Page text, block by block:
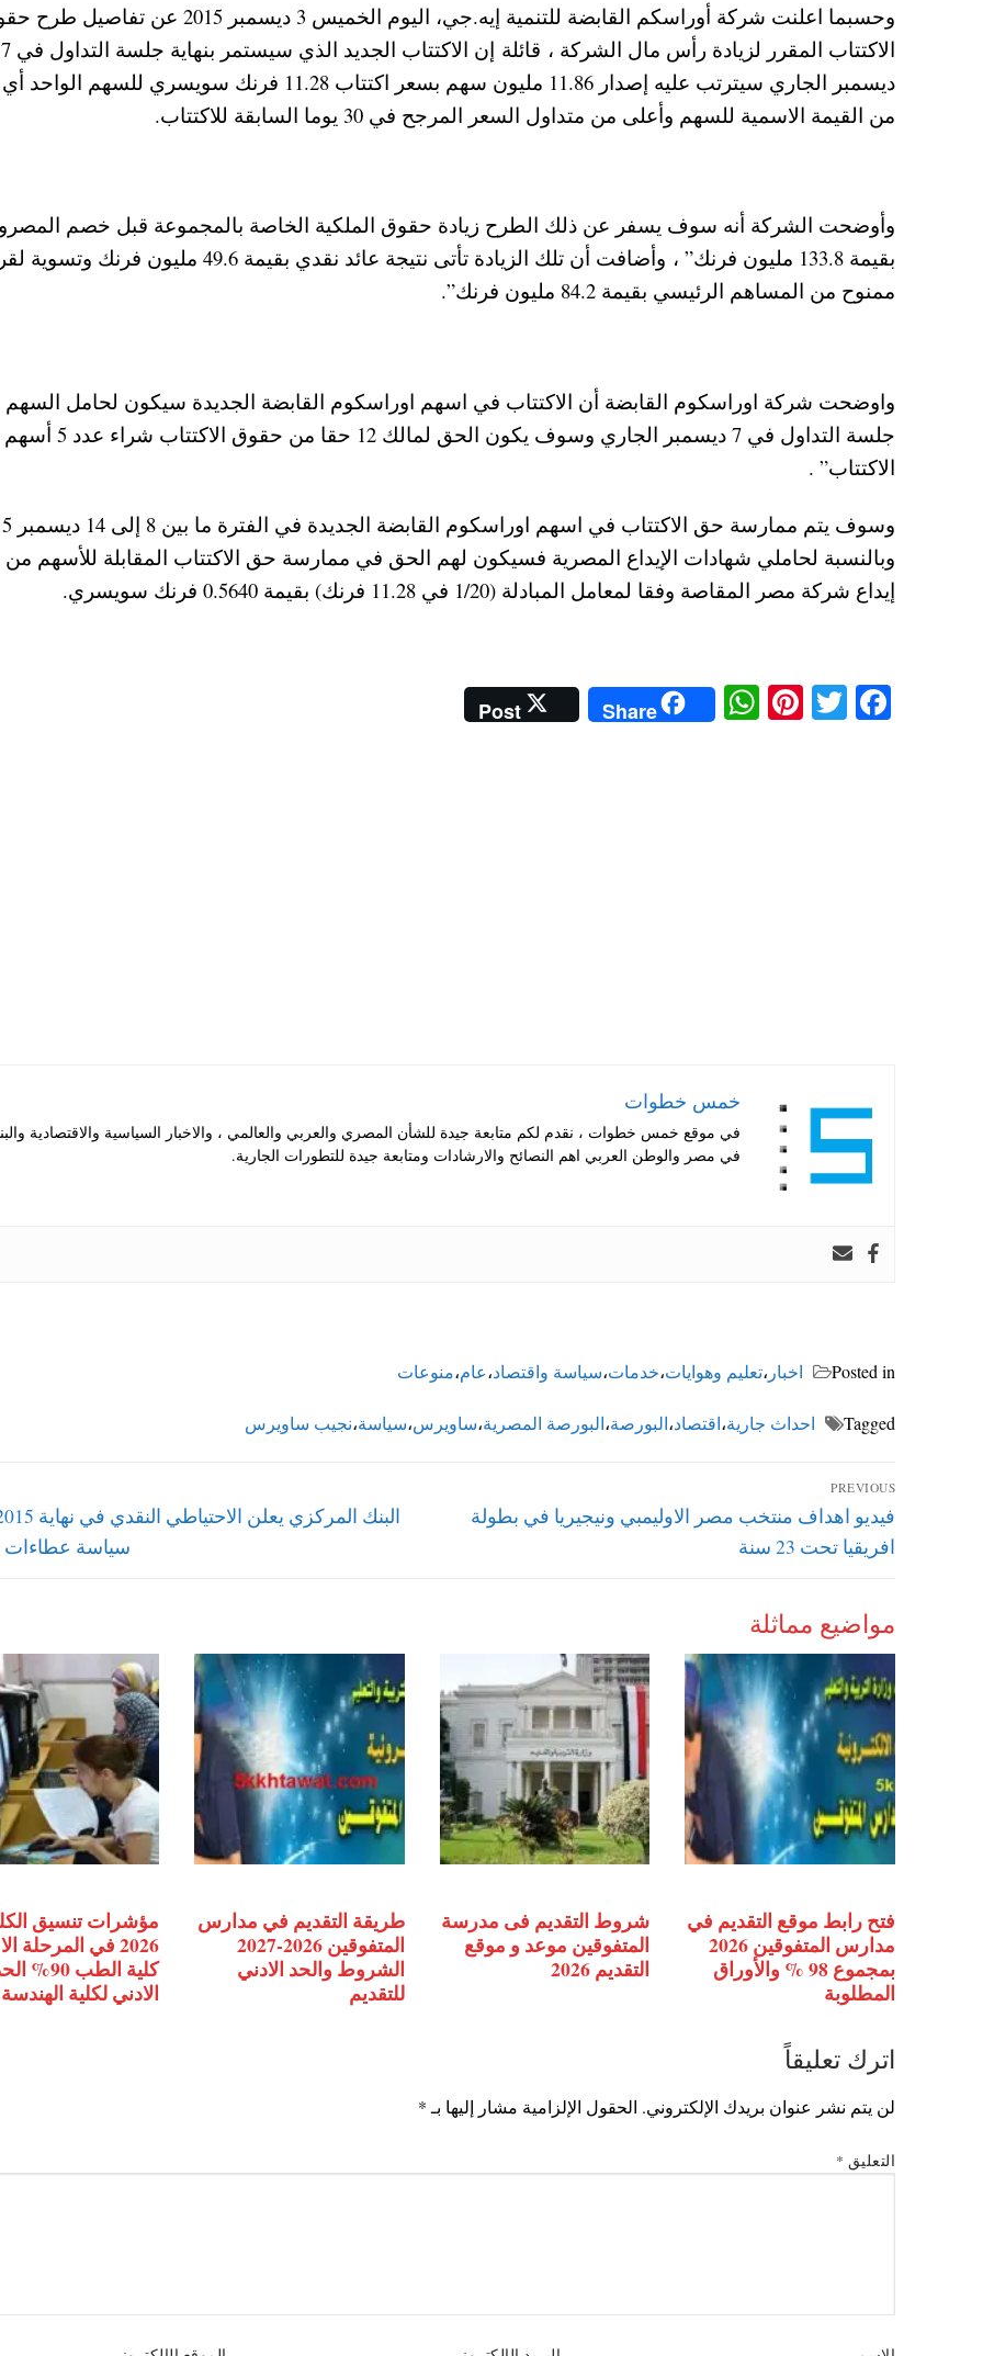
وحسبما اعلنت شركة أوراسكم القابضة للتنمية إيه.جي، اليوم الخميس 3 ديسمبر 2015 عن
الاكتتاب المقرر لزيادة رأس مال الشركة ، قائلة إن الاكتتاب الجديد الذي سيستمر بنهاية جلسة التداول في 7
ديسمبر الجاري سيترتب عليه إصدار 11.86 مليون سهم بسعر اكتتاب 11.28 فرنك سويسري للسهم
من القيمة الاسمية للسهم وأعلى من متداول السعر المرجح في 30 يوما السابقة للاكتتاب.
وأوضحت الشركة أنه سوف يسفر عن ذلك الطرح زيادة حقوق الملكية الخاصة بالمجموعة قبل خصم
بقيمة 133.8 مليون فرنك” ، وأضافت أن تلك الزيادة تأتى نتيجة عائد نقدي بقيمة 49.6 مليون
ممنوح من المساهم الرئيسي بقيمة 84.2 مليون فرنك”.
واوضحت شركة اوراسكوم القابضة أن الاكتتاب في اسهم اوراسكوم القابضة الجديدة سيكون لحامل السهم
جلسة التداول في 7 ديسمبر الجاري وسوف يكون
الاكتتاب” .
وبالنسبة لحاملي شهادات الإيداع المصرية فسيكون لهم الحق في ممارسة حق الاكتتاب المقابلة للأسهم
إيداع شركة مصر المقاصة وفقا لمعامل المبادلة (1/20 في 11.28 فرنك) بقيمة 0.5640 فرنك سويسري.
Fa
T
Pi
W
ha
Share
Post
خمس خطوات
في موقع خمس خطوات ، نقدم لكم متابعة جيدة للشأن المصري والعربي والعالمي ، والاخبار السياسية والاقتصادية
في مصر والوطن العربي اهم النصائح والارشادات ومتابعة جيدة للتطورات الجارية.
Posted in اخبار ،تعليم وهوايات،خدمات،سياسة واقتصاد،عام،منوعات
Tagged احداث جارية،اقتصاد،البورصة،البورصة المصرية،ساويرس،سياسة،نجيب ساويرس
تصفّح
المقالات
PREVIOUS
Previous
post:
فيديو اهداف منتخب مصر الاوليمبي ونيجيريا في بطولة
افريقيا تحت 23 سنة
Next
سياسة عطاءات
مواضيع مماثلة
فتح رابط موقع التقديم في
مدارس المتفوقين 2026
بمجموع 98 % والأوراق
المطلوبة
شروط التقديم فى مدرسة
المتفوقين موعد و موقع
التقديم 2026
طريقة التقديم في مدارس
المتفوقين 2026-2027
الشروط والحد الادني
للتقديم
مؤشرات تنسيق
2026 في المرحلة
كلية الطب 90%
الادني لكلية الهندسة
اترك تعليقاً
لن يتم نشر عنوان بريدك الإلكتروني. الحقول الإلزامية مشار إليها بـ *
التعليق *